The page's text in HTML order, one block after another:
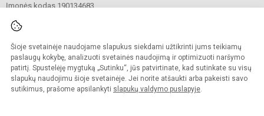
Šioje svetainėje naudojame slapukus siekdami užtikrinti jums teikiamų
paslaugų kokybę, analizuoti svetainės naudojimą ir optimizuoti naršymo
patirtį. Spustelėję mygtuką „Sutinku“, jūs patvirtinate, kad sutinkate su visų
slapukų naudojimu šioje svetainėje. Jei norite atšaukti arba pakeisti savo
sutikimus, prašome apsilankyti slapukų valdymo puslapyje.
Įmonės kodas 190134683
© 2023 Kauno „Saulės“ gimnazija. Visos teisės saugomos.
Kopijuoti turinį be raštiško gimnazijos sutikimo griežtai draudžiama.
Prieinamumo paraiška Slapukų valdymas
Sumanus būdas atnaujinti